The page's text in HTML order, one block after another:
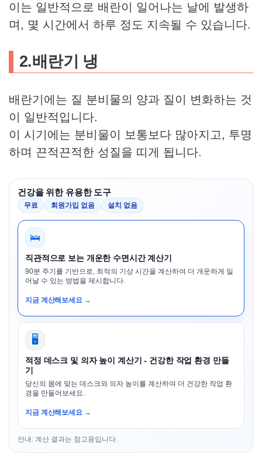
이는 일반적으로 배란이 일어나는 날에 발생하
며, 몇 시간에서 하루 정도 지속될 수 있습니다.
2.배란기 냉
배란기에는 질 분비물의 양과 질이 변화하는 것
이 일반적입니다.
이 시기에는 분비물이 보통보다 많아지고, 투명
하며 끈적끈적한 성질을 띠게 됩니다.
건강을 위한 유용한 도구
무료 회원가입 없음 설치 없음
🛌
직관적으로 보는 개운한 수면시간 계산기
90분 주기를 기반으로, 최적의 기상 시간을 계산하여 더 개운하게 일
어날 수 있는 방법을 제시합니다.
지금 계산해보세요 →
🖥️
적정 데스크 및 의자 높이 계산기 - 건강한 작업 환경 만들
기
당신의 몸에 맞는 데스크와 의자 높이를 계산하여 더 건강한 작업 환
경을 만들어보세요.
지금 계산해보세요 →
안내: 계산 결과는 참고용입니다.